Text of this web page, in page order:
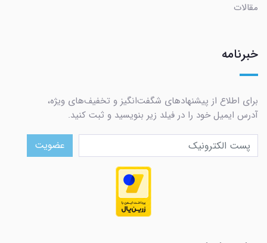
مقالات
خبرنامه
برای اطلاع از پیشنهادهای شگفت‌انگیز و تخفیف‌های ویژه،
آدرس ایمیل خود را در فیلد زیر بنویسید و ثبت کنید.
عضویت